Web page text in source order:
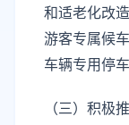
和适老化改
游客专属候
车辆专用停
（三）积极